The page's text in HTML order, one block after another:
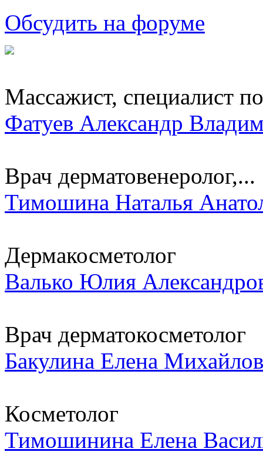
Обсудить на форуме
Массажист, специалист
Фатуев Александр
Врач дерматовенеролог,...
Тимошина Наталья
Дермакосметолог
Валько Юлия
Врач дерматокосметолог
Бакулина Елена
Косметолог
Тимошинина Елена